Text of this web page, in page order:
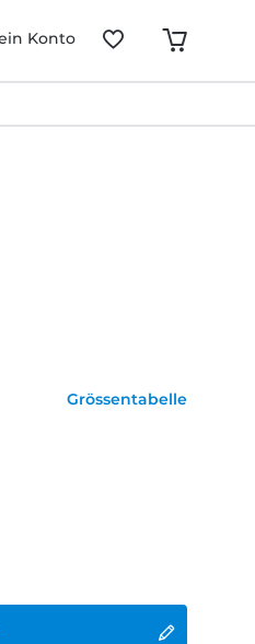
Konto
Grössentabelle